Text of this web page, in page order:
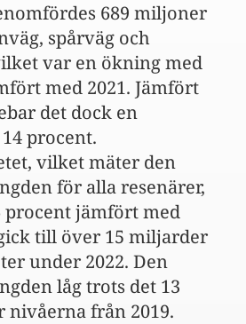
689 miljoner
spårväg och
var en ökning med
med 2021. Jämfört
det dock en
procent.
vilket mäter den
för alla resenärer,
procent jämfört med
till över 15 miljarder
under 2022. Den
låg trots det 13
nivåerna från 2019.